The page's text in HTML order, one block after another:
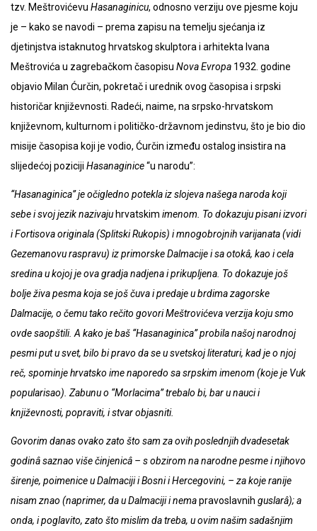
tzv. Meštrovićevu Hasanaginicu, odnosno verziju ove pjesme koju
je – kako se navodi – prema zapisu na temelju sjećanja iz
djetinjstva istaknutog hrvatskog skulptora i arhitekta Ivana
Meštrovića u zagrebačkom časopisu Nova Evropa 1932. godine
objavio Milan Ćurčin, pokretač i urednik ovog časopisa i srpski
historičar književnosti. Radeći, naime, na srpsko-hrvatskom
književnom, kulturnom i političko-državnom jedinstvu, što je bio dio
misije časopisa koji je vodio, Ćurčin između ostalog insistira na
slijedećoj poziciji Hasanaginice“u narodu”:
“Hasanaginica” je očigledno potekla iz slojeva našega naroda koji
sebe i svoj jezik nazivaju hrvatskim imenom. To dokazuju pisani izvori
i Fortisova originala (Splitski Rukopis) i mnogobrojnih varijanata (vidi
Gezemanovu raspravu) iz primorske Dalmacije i sa otokâ, kao i cela
sredina u kojoj je ova gradja nadjena i prikupljena. To dokazuje još
bolje živa pesma koja se još čuva i predaje u brdima zagorske
Dalmacije, o čemu tako rečito govori Meštrovićeva verzija koju smo
ovde saopštili. A kako je baš “Hasanaginica” probila našoj narodnoj
pesmi put u svet, bilo bi pravo da se u svetskoj literaturi, kad je o njoj
reč, spominje hrvatsko ime naporedo sa srpskim imenom (koje je Vuk
popularisao). Zabunu o “Morlacima” trebalo bi, bar u nauci i
književnosti, popraviti, i stvar objasniti.
Govorim danas ovako zato što sam za ovih poslednjih dvadesetak
godinâ saznao više činjenicâ – s obzirom na narodne pesme i njihovo
širenje, poimenice u Dalmaciji i Bosni i Hercegovini, – za koje ranije
nisam znao (naprimer, da u Dalmaciji i nemapravoslavnih guslarâ); a
onda, i poglavito, zato što mislim da treba, u ovim našim sadašnjim